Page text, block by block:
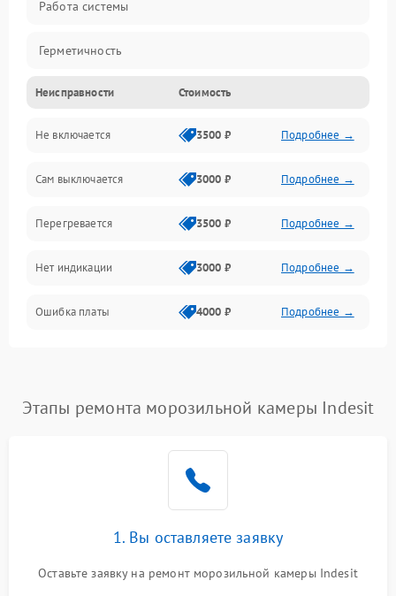
Работа системы
Герметичность
Механика
Неисправности Стоимость
Не включается 3500 ₽ Подробнее →
Сам выключается 3000 ₽ Подробнее →
Перегревается 3500 ₽ Подробнее →
Нет индикации 3000 ₽ Подробнее →
Ошибка платы 4000 ₽ Подробнее →
Этапы ремонта морозильной камеры Indesit
1. Вы оставляете заявку
Оставьте заявку на ремонт морозильной камеры Indesit